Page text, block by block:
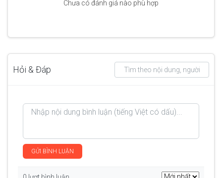
Chưa có đánh giá nào phù hợp
Hỏi & Đáp
GỬI BÌNH LUẬN